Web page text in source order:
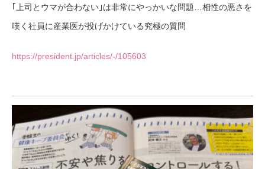
｢上司とウマが合わない｣は非常にやっかいな問題…相性の悪さを
嘆く社員に産業医が投げかけている究極の質問
https://president.jp/articles/-/105603